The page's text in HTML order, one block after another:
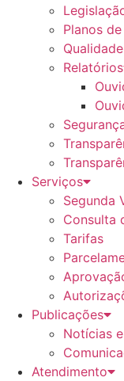
Planos
Relatórios
Serviços
Segunda
Consulta
Tarifas
Publicações
Notícias
Atendimento